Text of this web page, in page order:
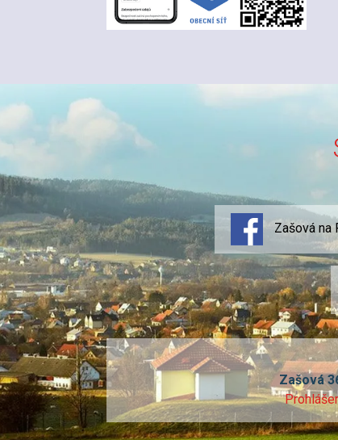
Zašová na
Zašová